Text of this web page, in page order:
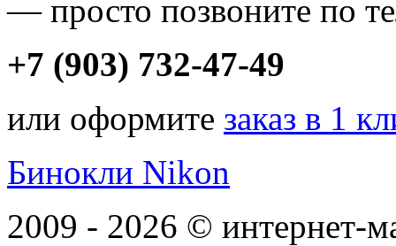
— просто позвоните по
+7 (903) 732-47-49
или оформите заказ в 1
Бинокли Nikon
2009 - 2026 © интернет-